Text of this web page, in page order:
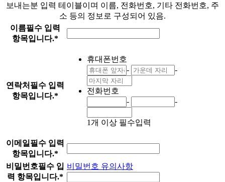
보내는분 입력 테이블이며 이름, 전화번호, 기타 전화번호, 주
소 등의 정보로 구성되어 있음.
이름필수 입력
항목입니다.*
연락처 필수 입력
항목입니다.*
휴대폰번호
-
-
전화번호
-
-
1개 이상 필수입력
이메일필수 입력
항목입니다.*
비밀번호필수 입
력 항목입니다.*
비밀번호 유의사항